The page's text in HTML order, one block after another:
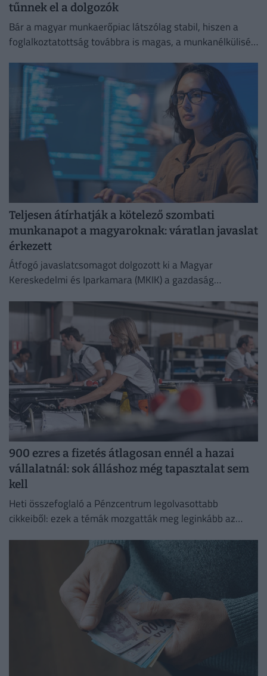
tűnnek el a dolgozók
Bár a magyar munkaerőpiac látszólag stabil, hiszen a
foglalkoztatottság továbbra is magas, a munkanélküliség
Teljesen átírhatják a kötelező szombati
munkanapot a magyaroknak: váratlan javaslat
érkezett
Átfogó javaslatcsomagot dolgozott ki a Magyar
Kereskedelmi és Iparkamara (MKIK) a gazdaság
kezelése érdekében.
900 ezres a fizetés átlagosan ennél a hazai
vállalatnál: sok álláshoz még tapasztalat sem
kell
Heti összefoglaló a Pénzcentrum legolvasottabb
cikkeiből: ezek a témák mozgatták meg leginkább az